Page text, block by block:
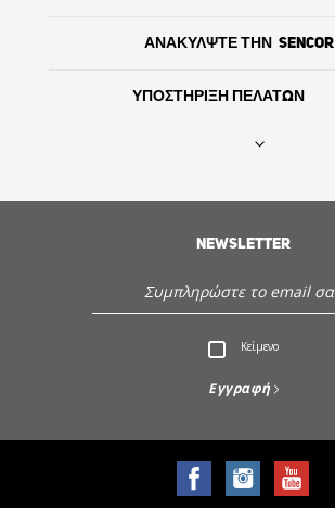
Εξυπηρέτηση - Υποστήριξη πελατών
ΑΝΑΚΥΛΨΤΕ ΤΗΝ SENCOR
ΥΠΟΣΤΗΡΙΞΗ ΠΕΛΑΤΩΝ
NEWSLETTER
Κείμενο
Εγγραφή